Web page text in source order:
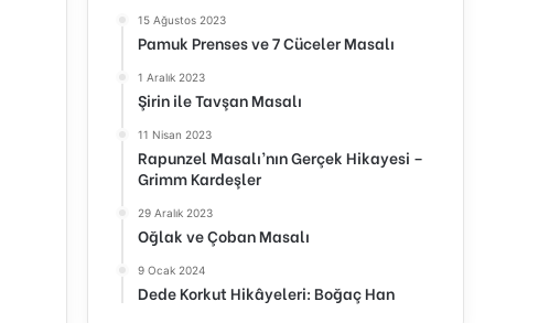
15 Ağustos 2023
Pamuk Prenses ve 7 Cüceler Masalı
1 Aralık 2023
Şirin ile Tavşan Masalı
11 Nisan 2023
Rapunzel Masalı’nın Gerçek Hikayesi –
Grimm Kardeşler
29 Aralık 2023
Oğlak ve Çoban Masalı
9 Ocak 2024
Dede Korkut Hikâyeleri: Boğaç Han